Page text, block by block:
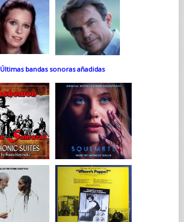
Últimas bandas sonoras añadidas